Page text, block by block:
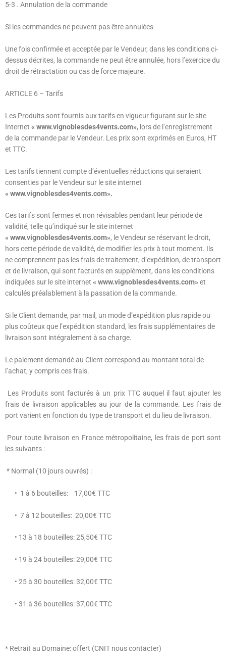
5-3 . Annulation de la commande
Si les commandes ne peuvent pas être annulées
Une fois confirmée et acceptée par le Vendeur, dans les conditions ci-
dessus décrites, la commande ne peut être annulée, hors l’exercice du
droit de rétractation ou cas de force majeure.
ARTICLE 6 – Tarifs
Les Produits sont fournis aux tarifs en vigueur figurant sur le site
Internet « www.vignoblesdes4vents.com», lors de l’enregistrement
de la commande par le Vendeur. Les prix sont exprimés en Euros, HT
et TTC.
Les tarifs tiennent compte d’éventuelles réductions qui seraient
consenties par le Vendeur sur le site internet
« www.vignoblesdes4vents.com».
Ces tarifs sont fermes et non révisables pendant leur période de
validité, telle qu’indiqué sur le site internet
« www.vignoblesdes4vents.com», le Vendeur se réservant le droit,
hors cette période de validité, de modifier les prix à tout moment. Ils
ne comprennent pas les frais de traitement, d’expédition, de transport
et de livraison, qui sont facturés en supplément, dans les conditions
indiquées sur le site internet « www.vignoblesdes4vents.com»et
calculés préalablement à la passation de la commande.
Si le Client demande, par mail, un mode d’expédition plus rapide ou
plus coûteux que l’expédition standard, les frais supplémentaires de
livraison sont intégralement à sa charge.
Le paiement demandé au Client correspond au montant total de
l’achat, y compris ces frais.
Les Produits sont facturés à un prix TTC auquel il faut ajouter les
frais de livraison applicables au jour de la commande. Les frais de
port varient en fonction du type de transport et du lieu de livraison.
Pour toute livraison en France métropolitaine, les frais de port sont
les suivants :
* Normal (10 jours ouvrés) :
• 1 à 6 bouteilles: 17,00€ TTC
• 7 à 12 bouteilles: 20,00€ TTC
• 13 à 18 bouteilles: 25,50€ TTC
• 19 à 24 bouteilles: 29,00€ TTC
• 25 à 30 bouteilles: 32,00€ TTC
• 31 à 36 bouteilles: 37,00€ TTC
* Retrait au Domaine: offert (CNIT nous contacter)